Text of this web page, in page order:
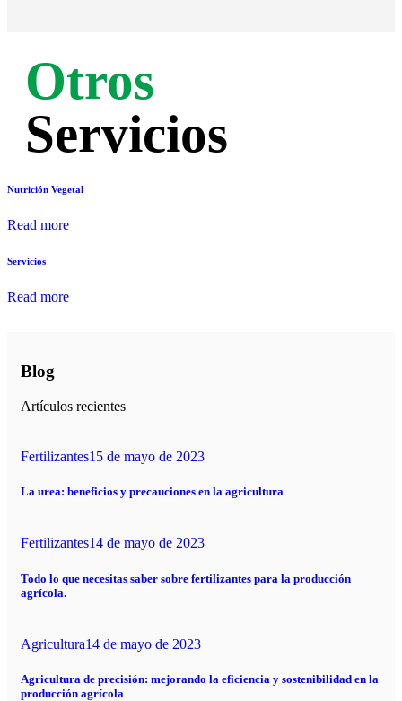
Otros
Servicios
Nutrición Vegetal
Read more
Servicios
Read more
Blog
Artículos recientes
Fertilizantes15 de mayo de 2023
La urea: beneficios y precauciones en la agricultura
Fertilizantes14 de mayo de 2023
Todo lo que necesitas saber sobre fertilizantes para la producción
agrícola.
Agricultura14 de mayo de 2023
Agricultura de precisión: mejorando la eficiencia y sostenibilidad en la
producción agrícola